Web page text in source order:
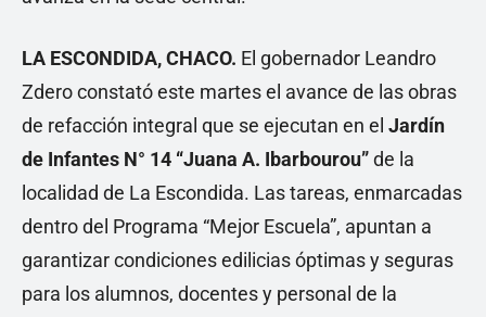
LA ESCONDIDA, CHACO. El gobernador Leandro
Zdero constató este martes el avance de las obras
de refacción integral que se ejecutan en el Jardín
de Infantes N° 14 “Juana A. Ibarbourou”de la
localidad de La Escondida. Las tareas, enmarcadas
dentro del Programa “Mejor Escuela”, apuntan a
garantizar condiciones edilicias óptimas y seguras
para los alumnos, docentes y personal de la